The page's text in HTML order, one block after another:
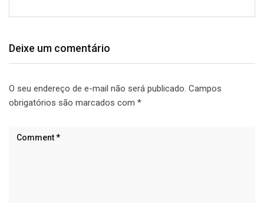
Deixe um comentário
O seu endereço de e-mail não será publicado. Campos
obrigatórios são marcados com *